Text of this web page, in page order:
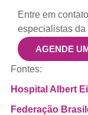
Entre em
especialistas da
AGENDE
Fontes:
Hospital Albert
Federação